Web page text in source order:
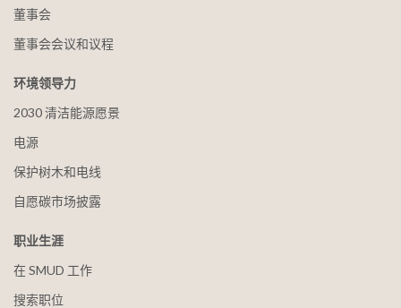
董事会
董事会会议和议程
环境领导力
2030 清洁能源愿景
电源
保护树木和电线
自愿碳市场披露
职业生涯
在 SMUD 工作
搜索职位